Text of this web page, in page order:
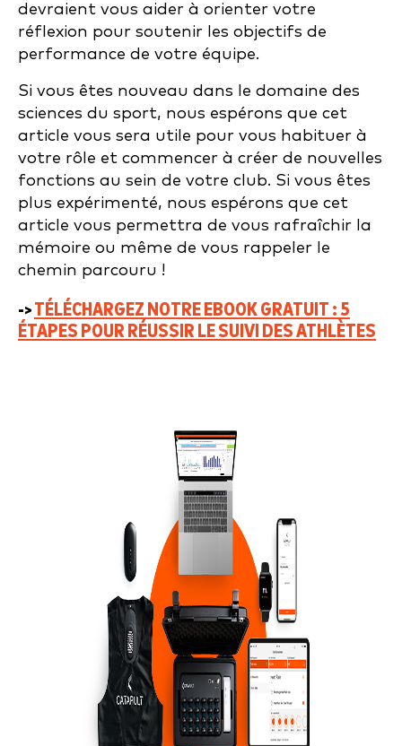
devraient vous aider à orienter votre
réflexion pour soutenir les objectifs de
performance de votre équipe.
Si vous êtes nouveau dans le domaine des
sciences du sport, nous espérons que cet
article vous sera utile pour vous habituer à
votre rôle et commencer à créer de nouvelles
fonctions au sein de votre club. Si vous êtes
plus expérimenté, nous espérons que cet
article vous permettra de vous rafraîchir la
mémoire ou même de vous rappeler le
chemin parcouru !
->TÉLÉCHARGEZ NOTRE EBOOK GRATUIT : 5
ÉTAPES POUR RÉUSSIR LE SUIVI DES ATHLÈTES